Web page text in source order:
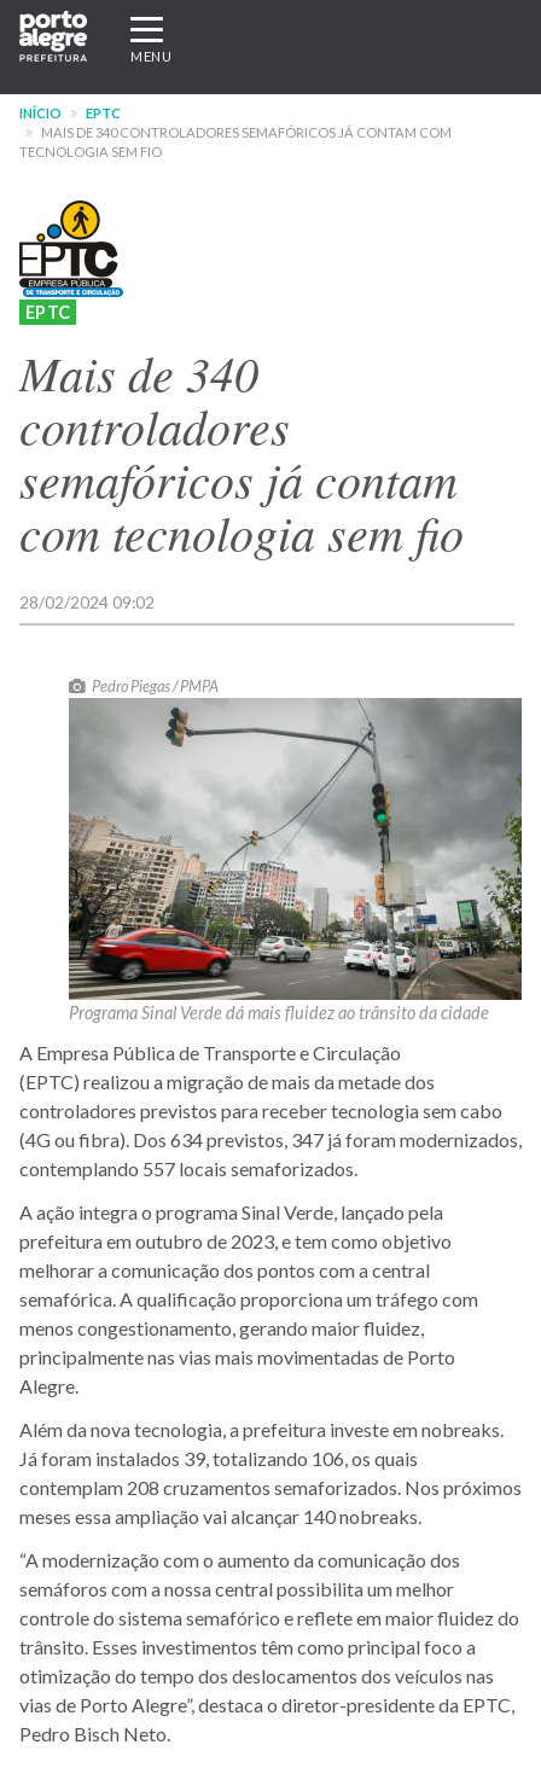
Pular
para
conteúdo
principal
Expandir/recolher
navegação
MENU
INÍCIO
EPTC
MAIS DE 340 CONTROLADORES SEMAFÓRICOS JÁ CONTAM COM
TECNOLOGIA SEM FIO
EPTC
Mais de 340
controladores
semafóricos já contam
com tecnologia sem fio
28/02/2024 09:02
Pedro Piegas / PMPA
Programa Sinal Verde dá mais fluidez ao trânsito da cidade
A Empresa Pública de Transporte e Circulação
(EPTC) realizou a migração de mais da metade dos
controladores previstos para receber tecnologia sem cabo
(4G ou fibra). Dos 634 previstos, 347 já foram modernizados,
contemplando 557 locais semaforizados.
A ação integra o programa Sinal Verde, lançado pela
prefeitura em outubro de 2023, e tem como objetivo
melhorar a comunicação dos pontos com a central
semafórica. A qualificação proporciona um tráfego com
menos congestionamento, gerando maior fluidez,
principalmente nas vias mais movimentadas de Porto
Alegre.
Além da nova tecnologia, a prefeitura investe em nobreaks.
Já foram instalados 39, totalizando 106, os quais
contemplam 208 cruzamentos semaforizados. Nos próximos
meses essa ampliação vai alcançar 140 nobreaks.
“A modernização com o aumento da comunicação dos
semáforos com a nossa central possibilita um melhor
controle do sistema semafórico e reflete em maior fluidez do
trânsito. Esses investimentos têm como principal foco a
otimização do tempo dos deslocamentos dos veículos nas
vias de Porto Alegre”, destaca o diretor-presidente da EPTC,
Pedro Bisch Neto.